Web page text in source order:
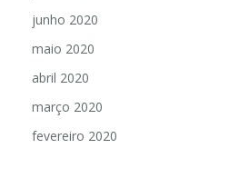
junho 2020
maio 2020
abril 2020
março 2020
fevereiro 2020